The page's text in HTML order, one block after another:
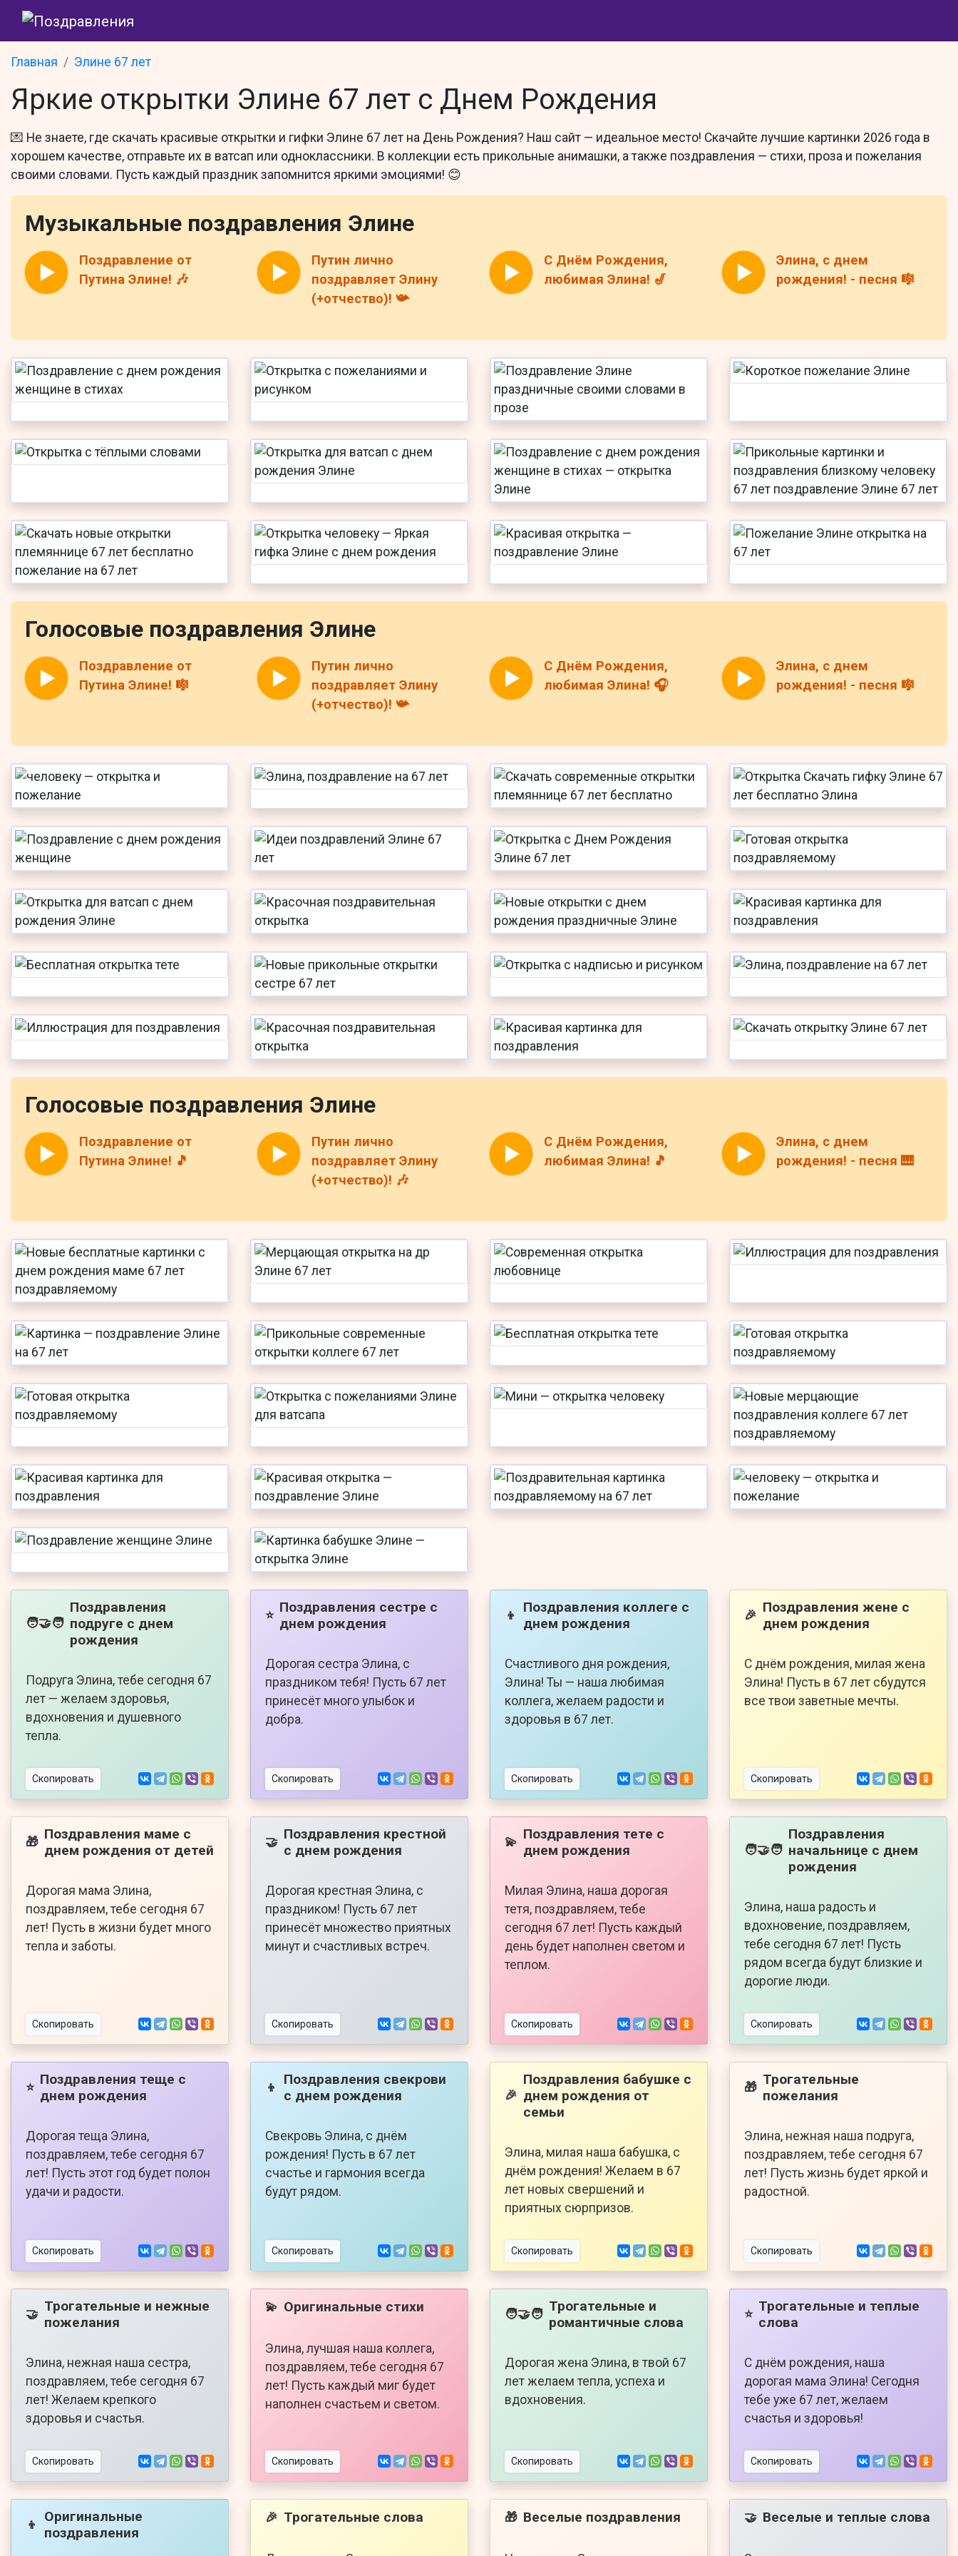
Главная Элине 67 лет
Яркие открытки Элине 67 лет с Днем Рождения
💌 Не знаете, где скачать красивые открытки и гифки Элине 67 лет на День Рождения? Наш сайт — идеальное место! Скачайте лучшие картинки 2026 года в
хорошем качестве, отправьте их в ватсап или одноклассники. В коллекции есть прикольные анимашки, а также поздравления — стихи, проза и пожелания
своими словами. Пусть каждый праздник запомнится яркими эмоциями! 😊
Музыкальные поздравления Элине
Поздравление от
Путина Элине! 🎶
Путин лично
поздравляет Элину
(+отчество)! 📯
С Днём Рождения,
любимая Элина! 🎷
Элина, с днем
рождения! - песня 🎼
Голосовые поздравления Элине
Поздравление от
Путина Элине! 🎼
Путин лично
поздравляет Элину
(+отчество)! 📯
С Днём Рождения,
любимая Элина! 🎧
Элина, с днем
рождения! - песня 🎼
Голосовые поздравления Элине
Поздравление от
Путина Элине! 🎵
Путин лично
поздравляет Элину
(+отчество)! 🎶
С Днём Рождения,
любимая Элина! 🎵
Элина, с днем
рождения! - песня 🎹
🧑‍🤝‍🧑
Поздравления
подруге с днем
рождения
Подруга Элина, тебе сегодня 67
лет — желаем здоровья,
вдохновения и душевного
тепла.
Скопировать
⭐ Поздравления сестре с
днем рождения
Дорогая сестра Элина, с
праздником тебя! Пусть 67 лет
принесёт много улыбок и
добра.
Скопировать
👦
Поздравления коллеге с
днем рождения
Счастливого дня рождения,
Элина! Ты — наша любимая
коллега, желаем радости и
здоровья в 67 лет.
Скопировать
🎉 Поздравления жене с
днем рождения
С днём рождения, милая жена
Элина! Пусть в 67 лет сбудутся
все твои заветные мечты.
Скопировать
🎁 Поздравления маме с
днем рождения от детей
Дорогая мама Элина,
поздравляем, тебе сегодня 67
лет! Пусть в жизни будет много
тепла и заботы.
Скопировать
🤝 Поздравления крестной
с днем рождения
Дорогая крестная Элина, с
праздником! Пусть 67 лет
принесёт множество приятных
минут и счастливых встреч.
Скопировать
💫 Поздравления тете с
днем рождения
Милая Элина, наша дорогая
тетя, поздравляем, тебе
сегодня 67 лет! Пусть каждый
день будет наполнен светом и
теплом.
Скопировать
🧑‍🤝‍🧑
Поздравления
начальнице с днем
рождения
Элина, наша радость и
вдохновение, поздравляем,
тебе сегодня 67 лет! Пусть
рядом всегда будут близкие и
дорогие люди.
Скопировать
⭐ Поздравления теще с
днем рождения
Дорогая теща Элина,
поздравляем, тебе сегодня 67
лет! Пусть этот год будет полон
удачи и радости.
Скопировать
👦
Поздравления свекрови
с днем рождения
Свекровь Элина, с днём
рождения! Пусть в 67 лет
счастье и гармония всегда
будут рядом.
Скопировать
🎉
Поздравления бабушке с
днем рождения от
семьи
Элина, милая наша бабушка, с
днём рождения! Желаем в 67
лет новых свершений и
приятных сюрпризов.
Скопировать
🎁 Трогательные
пожелания
Элина, нежная наша подруга,
поздравляем, тебе сегодня 67
лет! Пусть жизнь будет яркой и
радостной.
Скопировать
🤝 Трогательные и нежные
пожелания
Элина, нежная наша сестра,
поздравляем, тебе сегодня 67
лет! Желаем крепкого
здоровья и счастья.
Скопировать
💫 Оригинальные стихи
Элина, лучшая наша коллега,
поздравляем, тебе сегодня 67
лет! Пусть каждый миг будет
наполнен счастьем и светом.
Скопировать
🧑‍🤝‍🧑 Трогательные и
романтичные слова
Дорогая жена Элина, в твой 67
лет желаем тепла, успеха и
вдохновения.
Скопировать
⭐ Трогательные и теплые
слова
С днём рождения, наша
дорогая мама Элина! Сегодня
тебе уже 67 лет, желаем
счастья и здоровья!
Скопировать
👦
Оригинальные
поздравления
🎉 Трогательные слова 🎁 Веселые поздравления 🤝 Веселые и теплые слова